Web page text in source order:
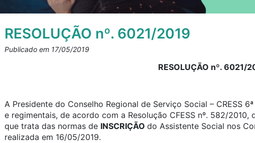
RESOLUÇÃO nº. 6021/2019
Publicado em 17/05/2019
RESOLUÇÃO nº. 6021/
A Presidente do Conselho Regional de Serviço Social – CRESS
e regimentais, de acordo com a Resolução CFESS nº. 582/
que trata das normas de INSCRIÇÃO do Assistente Social nos
realizada em 16/05/2019.